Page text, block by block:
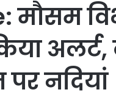
मौसम
नदियां